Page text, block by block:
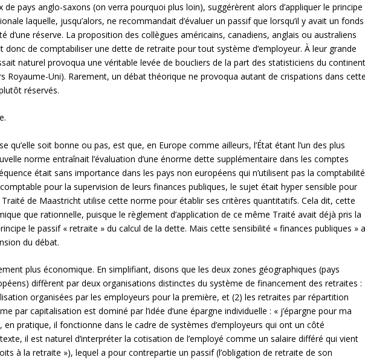
de pays anglo-saxons (on verra pourquoi plus loin), suggérèrent alors d’appliquer le principe
laquelle, jusqu’alors, ne recommandait d’évaluer un passif que lorsqu’il y avait un fonds
d’une réserve. La proposition des collègues américains, canadiens, anglais ou australiens
donc de comptabiliser une dette de retraite pour tout système d’employeur. À leur grande
naturel provoqua une véritable levée de boucliers de la part des statisticiens du
Royaume-Uni). Rarement, un débat théorique ne provoqua autant de crispations dans
réservés.
qu’elle soit bonne ou pas, est que, en Europe comme ailleurs, l’État étant l’un des plus
norme entraînait l’évaluation d’une énorme dette supplémentaire dans les comptes
était sans importance dans les pays non européens qui n’utilisent pas la comptabilité
pour la supervision de leurs finances publiques, le sujet était hyper sensible pour
de Maastricht utilise cette norme pour établir ses critères quantitatifs. Cela dit, cette
que rationnelle, puisque le règlement d’application de ce même Traité avait déjà pris la
le passif « retraite » du calcul de la dette. Mais cette sensibilité « finances publiques »
du débat.
plus économique. En simplifiant, disons que les deux zones géographiques (pays
diffèrent par deux organisations distinctes du système de financement des retraites :
organisées par les employeurs pour la première, et (2) les retraites par répartition
par capitalisation est dominé par l’idée d’une épargne individuelle : « j’épargne pour ma
pratique, il fonctionne dans le cadre de systèmes d’employeurs qui ont un côté
il est naturel d’interpréter la cotisation de l’employé comme un salaire différé qui vient
à la retraite »), lequel a pour contrepartie un passif (l’obligation de retraite de son